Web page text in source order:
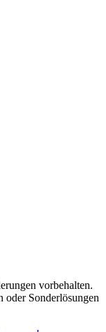
vorbehalten.
Sonderlösungen